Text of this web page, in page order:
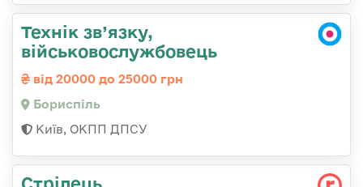
Технік зв’язку,
військовослужбовець
від 20000 до 25000 грн
Бориспіль
Київ, ОКПП ДПСУ
Стрілець